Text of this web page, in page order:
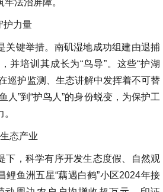
法治屏障。
护力量
关键举措。南矶湿地成功组建由退捕
并培训其成长为“鸟导”。这些“护湖
巡护监测、生态讲解中发挥着不可替
人”到“护鸟人”的身份蜕变，为保护工
态产业
下，科学有序开发生态度假、自然观
鲤鱼洲五星“藕遇白鹤”小区2024年接